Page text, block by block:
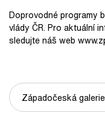
Doprovodné programy
vlády ČR. Pro aktuální
sledujte náš web
Západočeská